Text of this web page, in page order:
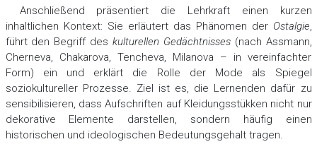
Anschließend präsentiert die Lehrkraft einen kurzen
inhaltlichen Kontext: Sie erläutert das Phänomen derOstalgie,
führt den Begriff des kulturellen Gedächtnisses(nach Assmann,
Cherneva, Chakarova, Tencheva, Milanova – in vereinfachter
Form) ein und erklärt die Rolle der Mode als Spiegel
soziokultureller Prozesse. Ziel ist es, die Lernenden dafür zu
sensibilisieren, dass Aufschriften auf Kleidungsstükken nicht nur
dekorative Elemente darstellen, sondern häufig einen
historischen und ideologischen Bedeutungsgehalt tragen.